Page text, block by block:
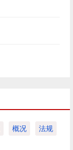
概况 法规